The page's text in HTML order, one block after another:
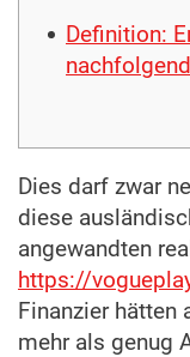
Definition:
Dies darf zwar
diese
angewandten
https://
Finanzier hätten
mehr als genug